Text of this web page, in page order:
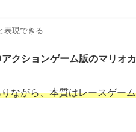
表現できる
クションゲーム版のマリオ
ながら、本質はレースゲーム